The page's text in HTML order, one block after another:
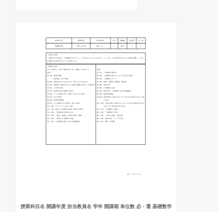
授業科目名 開講年度 担当教員名 学年 開講期 単位数 必・選 基礎数学